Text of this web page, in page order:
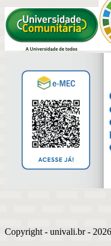
Copyright - univali.br - 2026